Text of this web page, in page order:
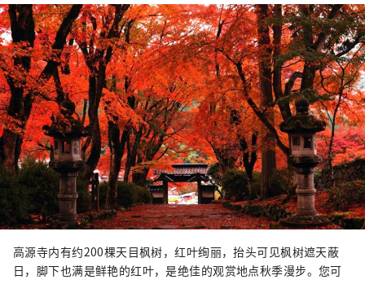
高源寺内有约200棵天目枫树，红叶绚丽，抬头可见枫树遮天蔽
日，脚下也满是鲜艳的红叶，是绝佳的观赏地点秋季漫步。您可